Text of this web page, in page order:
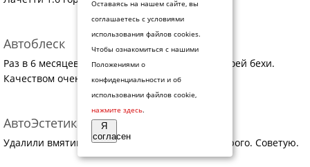
Автоблеск
Раз в 6 месяцев заказываю здесь полировку своей бехи.
Качеством очень даже доволен. Рекомендую
АвтоЭстетика на Херсонской, 39
Удалили вмятину без покраски. Быстро и недорого. Советую.
Оставаясь на нашем сайте, вы
соглашаетесь с условиями
использования файлов cookies.
Чтобы ознакомиться с нашими
Положениями о
конфиденциальности и об
использовании файлов cookie,
нажмите здесь.
Я
согласен